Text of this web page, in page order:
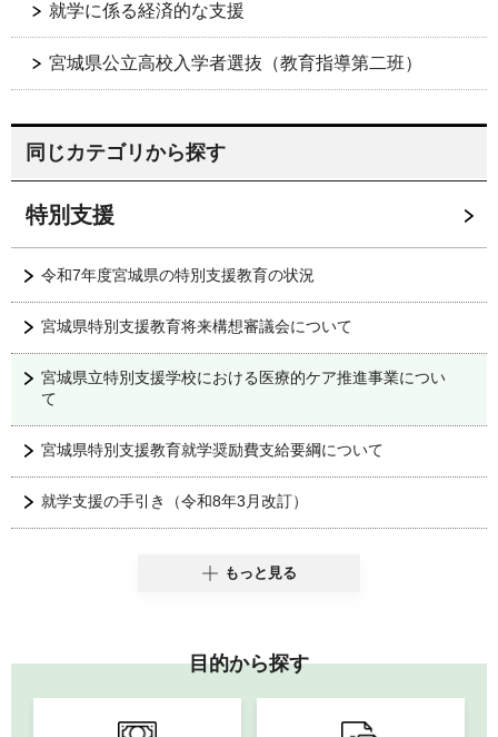
就学に係る経済的な支援
宮城県公立高校入学者選抜（教育指導第二班）
同じカテゴリから探す
特別支援
令和7年度宮城県の特別支援教育の状況
宮城県特別支援教育将来構想審議会について
宮城県立特別支援学校における医療的ケア推進事業につい
て
宮城県特別支援教育就学奨励費支給要綱について
就学支援の手引き（令和8年3月改訂）
もっと見る
目的から探す